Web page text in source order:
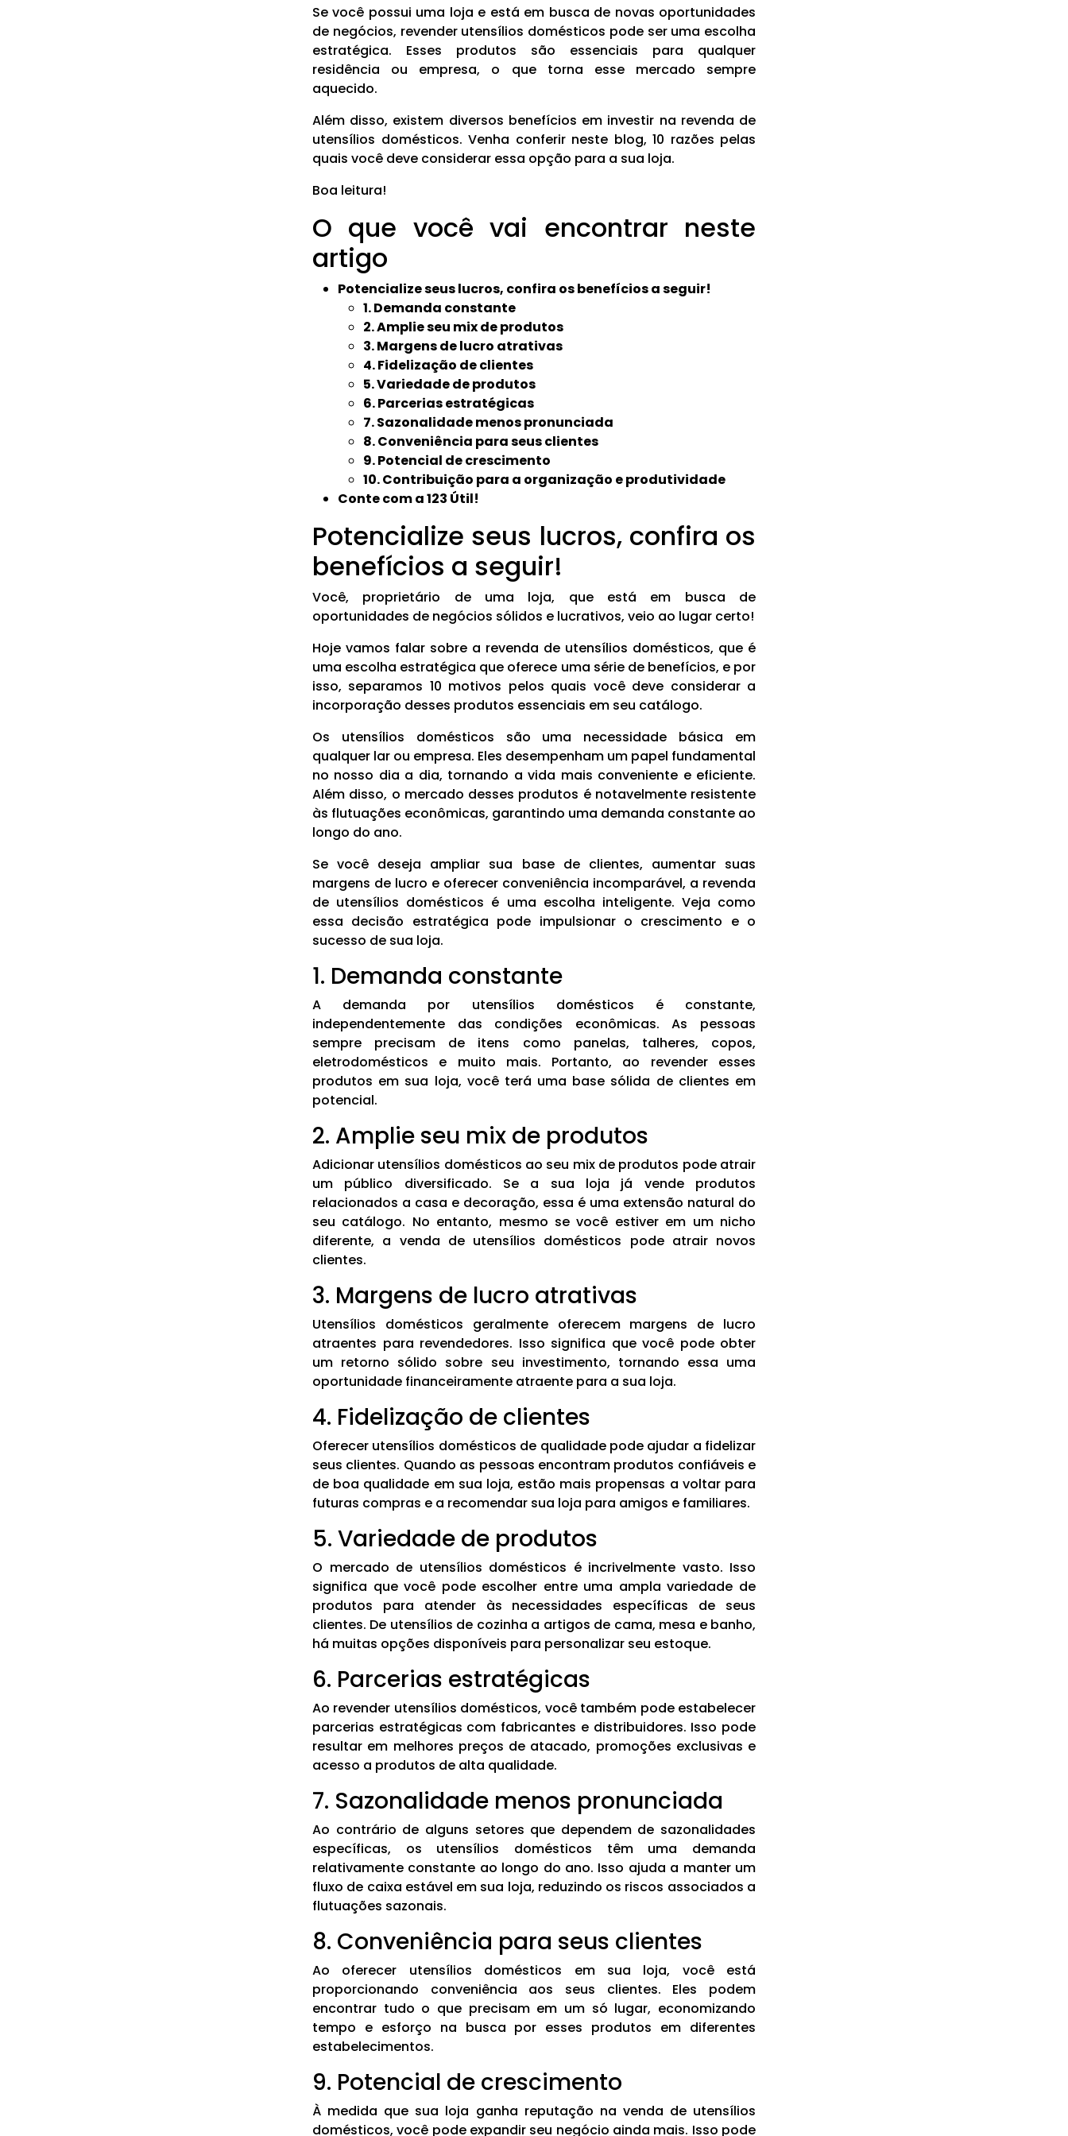
Se você possui uma loja e está em busca de novas oportunidades
de negócios, revender utensílios domésticos pode ser uma escolha
estratégica. Esses produtos são essenciais para qualquer
residência ou empresa, o que torna esse mercado sempre
aquecido.
Além disso, existem diversos benefícios em investir na revenda de
utensílios domésticos. Venha conferir neste blog, 10 razões pelas
quais você deve considerar essa opção para a sua loja.
Boa leitura!
O que você vai encontrar neste
artigo
Potencialize seus lucros, confira os benefícios a seguir!
1. Demanda constante
2. Amplie seu mix de produtos
3. Margens de lucro atrativas
4. Fidelização de clientes
5. Variedade de produtos
6. Parcerias estratégicas
7. Sazonalidade menos pronunciada
8. Conveniência para seus clientes
9. Potencial de crescimento
10. Contribuição para a organização e produtividade
Conte com a 123 Útil!
Potencialize seus lucros, confira os
benefícios a seguir!
Você, proprietário de uma loja, que está em busca de
oportunidades de negócios sólidos e lucrativos, veio ao lugar certo!
Hoje vamos falar sobre a revenda de utensílios domésticos, que é
uma escolha estratégica que oferece uma série de benefícios, e por
isso, separamos 10 motivos pelos quais você deve considerar a
incorporação desses produtos essenciais em seu catálogo.
Os utensílios domésticos são uma necessidade básica em
qualquer lar ou empresa. Eles desempenham um papel fundamental
no nosso dia a dia, tornando a vida mais conveniente e eficiente.
Além disso, o mercado desses produtos é notavelmente resistente
às flutuações econômicas, garantindo uma demanda constante ao
longo do ano.
Se você deseja ampliar sua base de clientes, aumentar suas
margens de lucro e oferecer conveniência incomparável, a revenda
de utensílios domésticos é uma escolha inteligente. Veja como
essa decisão estratégica pode impulsionar o crescimento e o
sucesso de sua loja.
1. Demanda constante
A demanda por utensílios domésticos é constante,
independentemente das condições econômicas. As pessoas
sempre precisam de itens como panelas, talheres, copos,
eletrodomésticos e muito mais. Portanto, ao revender esses
produtos em sua loja, você terá uma base sólida de clientes em
potencial.
2. Amplie seu mix de produtos
Adicionar utensílios domésticos ao seu mix de produtos pode atrair
um público diversificado. Se a sua loja já vende produtos
relacionados a casa e decoração, essa é uma extensão natural do
seu catálogo. No entanto, mesmo se você estiver em um nicho
diferente, a venda de utensílios domésticos pode atrair novos
clientes.
3. Margens de lucro atrativas
Utensílios domésticos geralmente oferecem margens de lucro
atraentes para revendedores. Isso significa que você pode obter
um retorno sólido sobre seu investimento, tornando essa uma
oportunidade financeiramente atraente para a sua loja.
4. Fidelização de clientes
Oferecer utensílios domésticos de qualidade pode ajudar a fidelizar
seus clientes. Quando as pessoas encontram produtos confiáveis e
de boa qualidade em sua loja, estão mais propensas a voltar para
futuras compras e a recomendar sua loja para amigos e familiares.
5. Variedade de produtos
O mercado de utensílios domésticos é incrivelmente vasto. Isso
significa que você pode escolher entre uma ampla variedade de
produtos para atender às necessidades específicas de seus
clientes. De utensílios de cozinha a artigos de cama, mesa e banho,
há muitas opções disponíveis para personalizar seu estoque.
6. Parcerias estratégicas
Ao revender utensílios domésticos, você também pode estabelecer
parcerias estratégicas com fabricantes e distribuidores. Isso pode
resultar em melhores preços de atacado, promoções exclusivas e
acesso a produtos de alta qualidade.
7. Sazonalidade menos pronunciada
Ao contrário de alguns setores que dependem de sazonalidades
específicas, os utensílios domésticos têm uma demanda
relativamente constante ao longo do ano. Isso ajuda a manter um
fluxo de caixa estável em sua loja, reduzindo os riscos associados a
flutuações sazonais.
8. Conveniência para seus clientes
Ao oferecer utensílios domésticos em sua loja, você está
proporcionando conveniência aos seus clientes. Eles podem
encontrar tudo o que precisam em um só lugar, economizando
tempo e esforço na busca por esses produtos em diferentes
estabelecimentos.
9. Potencial de crescimento
À medida que sua loja ganha reputação na venda de utensílios
domésticos, você pode expandir seu negócio ainda mais. Isso pode